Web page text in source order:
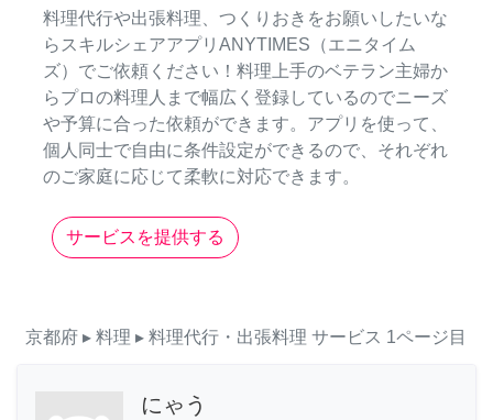
料理代行や出張料理、つくりおきをお願いしたいな
らスキルシェアアプリANYTIMES（エニタイム
ズ）でご依頼ください！料理上手のベテラン主婦か
らプロの料理人まで幅広く登録しているのでニーズ
や予算に合った依頼ができます。アプリを使って、
個人同士で自由に条件設定ができるので、それぞれ
のご家庭に応じて柔軟に対応できます。
サービスを提供する
京都府 ▸ 料理 ▸ 料理代行・出張料理 サービス 1ページ目
にゃう